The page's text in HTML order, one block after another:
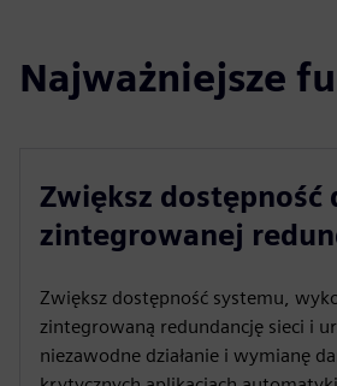
Najważniejsze
Zwiększ dostępność
zintegrowanej
Zwiększ dostępność systemu,
zintegrowaną redundancję sieci i
niezawodne działanie i wymianę